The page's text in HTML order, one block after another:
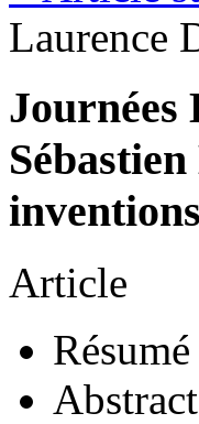
Laurence
Journées
Article
Résumé
Abstract